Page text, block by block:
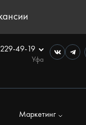
49-19
Уфа
Маркетинг